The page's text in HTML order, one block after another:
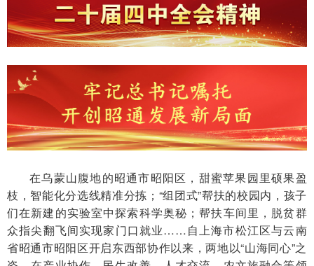
在乌蒙山腹地的昭通市昭阳区，甜蜜苹果园里硕果盈
枝，智能化分选线精准分拣；“组团式”帮扶的校园内，孩子
们在新建的实验室中探索科学奥秘；帮扶车间里，脱贫群
众指尖翻飞间实现家门口就业……自上海市松江区与云南
省昭通市昭阳区开启东西部协作以来，两地以“山海同心”之